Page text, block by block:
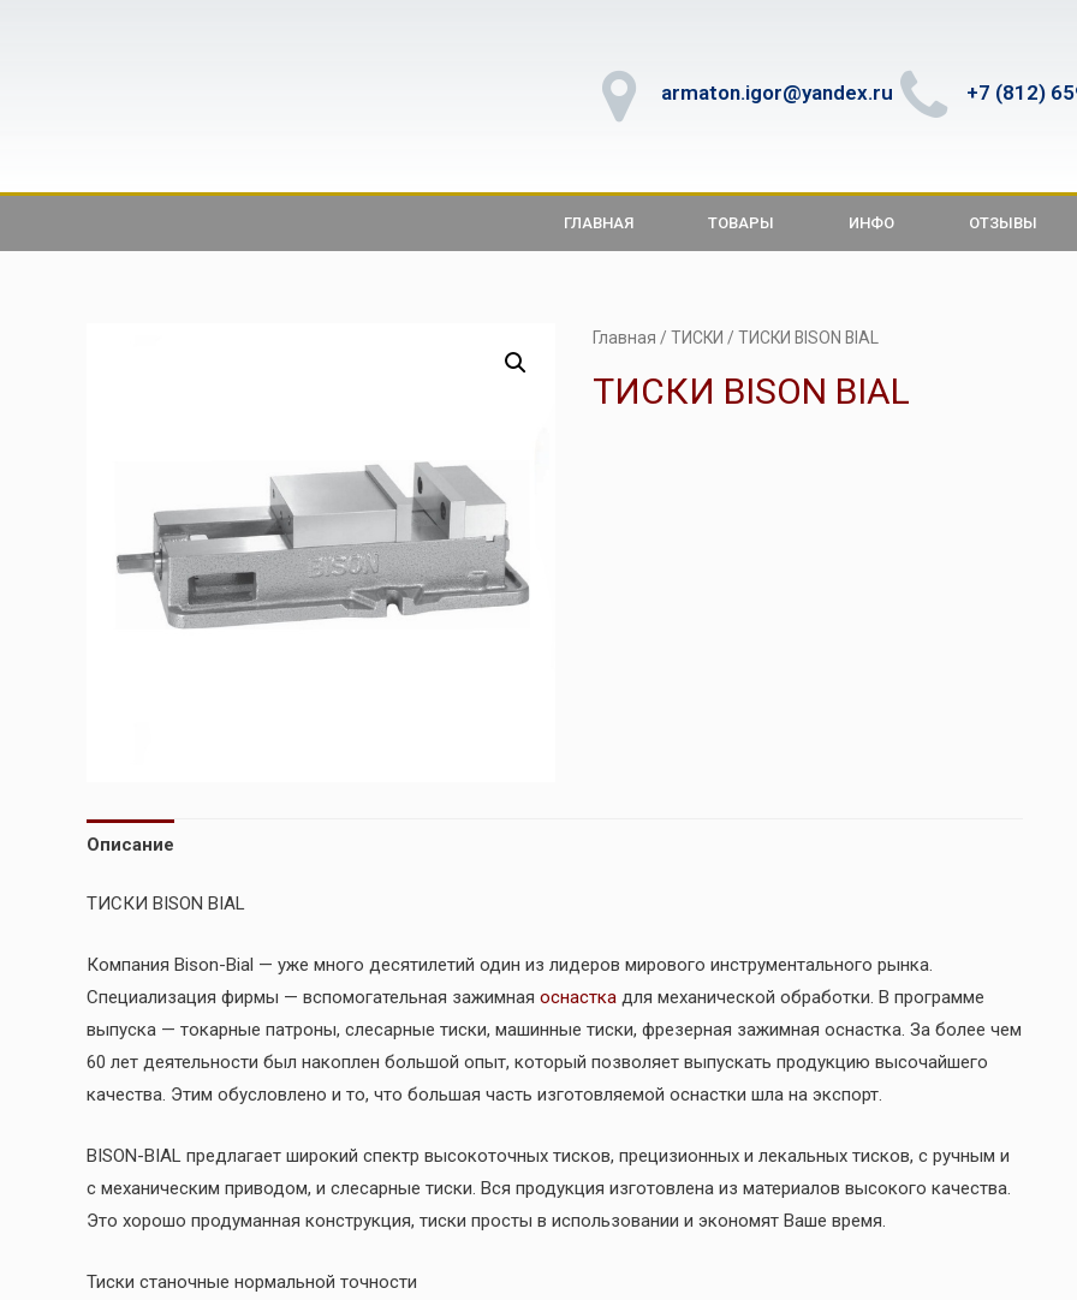
armaton.igor@yandex.ru +7 (812)
ГЛАВНАЯ ТОВАРЫ ИНФО ОТЗЫВЫ
Главная / ТИСКИ / ТИСКИ BISON BIAL
ТИСКИ BISON BIAL
Описание
ТИСКИ BISON BIAL
Компания Bison-Bial — уже много десятилетий один из лидеров мирового инструментального рынка.
Специализация фирмы — вспомогательная зажимная оснастка для механической обработки. В программе
выпуска — токарные патроны, слесарные тиски, машинные тиски, фрезерная зажимная оснастка. За более чем
60 лет деятельности был накоплен большой опыт, который позволяет выпускать продукцию высочайшего
качества. Этим обусловлено и то, что большая часть изготовляемой оснастки шла на экспорт.
BISON-BIAL предлагает широкий спектр высокоточных тисков, прецизионных и лекальных тисков, с ручным и
с механическим приводом, и слесарные тиски. Вся продукция изготовлена из материалов высокого качества.
Это хорошо продуманная конструкция, тиски просты в использовании и экономят Ваше время.
Тиски станочные нормальной точности